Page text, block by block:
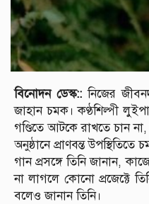
বিনোদন ডেস্ক::নিজের
জাহান চমক। কণ্ঠশিল্পী
গণ্ডিতে আটকে রাখতে চান
অনুষ্ঠানে প্রাণবন্ত
গান প্রসঙ্গে তিনি জানান,
না লাগলে কোনো প্রজেক্টে
বলেও জানান তিনি।